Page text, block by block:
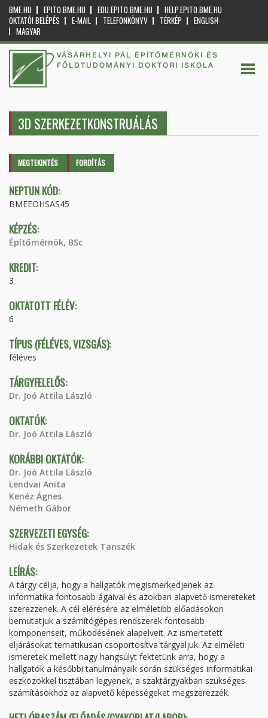
BME.HU EPITO.BME.HU EDU.EPITO.BME.HU
HELP.EPITO.BME.HU
OKTATÓI BELÉPÉS
E-MAIL TELEFONKÖNYV TÉRKÉP
ENGLISH
MAGYAR
VÁSÁRHELYI PÁL ÉPÍTŐMÉRNÖKI ÉS
FÖLDTUDOMÁNYI DOKTORI ISKOLA
3D SZERKEZETKONSTRUÁLÁS
Elsődleges fülek
MEGTEKINTÉS (AKTÍVFORDÍTÁS
NEPTUN KÓD:
BMEEOHSAS45
KÉPZÉS:
Építőmérnök, BSc
KREDIT:
3
OKTATOTT FÉLÉV:
6
TÍPUS (FÉLÉVES, VIZSGÁS):
féléves
TÁRGYFELELŐS:
Dr. Joó Attila László
OKTATÓK:
Dr. Joó Attila László
KORÁBBI OKTATÓK:
Dr. Joó Attila László
Lendvai Anita
Kenéz Ágnes
Németh Gábor
SZERVEZETI EGYSÉG:
Hidak és Szerkezetek Tanszék
LEÍRÁS:
A tárgy célja, hogy a hallgatók megismerkedjenek az
informatika fontosabb ágaival és azokban alapvető ismereteket
szerezzenek. A cél elérésére az elméletibb előadásokon
bemutatjuk a számítógépes rendszerek fontosabb
komponenseit, működésének alapelveit. Az ismertetett
eljárásokat tematikusan csoportosítva tárgyaljuk. Az elméleti
ismeretek mellett nagy hangsúlyt fektetünk arra, hogy a
hallgatók a későbbi tanulmányaik során szükséges informatikai
eszközökkel tisztában legyenek, a szaktárgyakban szükséges
számításokhoz az alapvető képességeket megszerezzék.